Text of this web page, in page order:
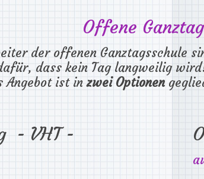
Offene
der offenen Ganztagsschule
dass kein Tag langweilig
Angebot ist inzwei Optionen
- VHT -